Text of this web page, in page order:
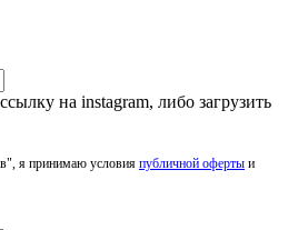
на instagram, либо загрузить
я принимаю условия публичной оферты и